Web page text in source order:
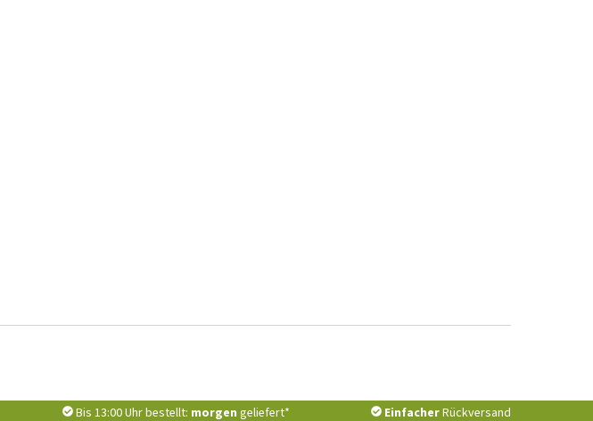
Bis 13:00 Uhr bestellt: morgen geliefert* EinfacherRückversand